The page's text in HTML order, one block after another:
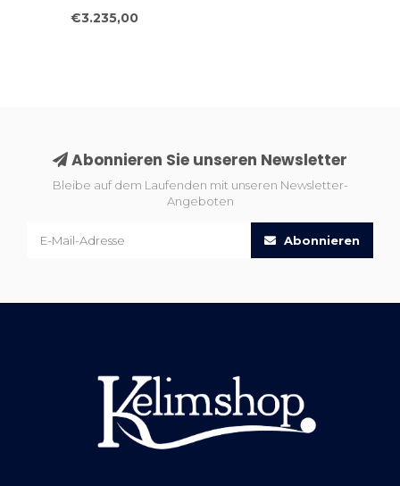
handgeknüpfter
€3.235,00
Abonnieren Sie unseren Newsletter
Bleibe auf dem Laufenden mit unseren Newsletter-
Angeboten
Abonnieren